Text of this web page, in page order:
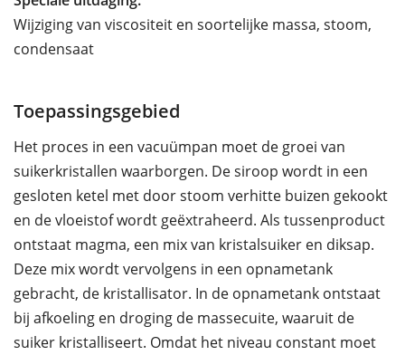
Wijziging van viscositeit en soortelijke massa, stoom,
condensaat
Toepassingsgebied
Het proces in een vacuümpan moet de groei van
suikerkristallen waarborgen. De siroop wordt in een
gesloten ketel met door stoom verhitte buizen gekookt
en de vloeistof wordt geëxtraheerd. Als tussenproduct
ontstaat magma, een mix van kristalsuiker en diksap.
Deze mix wordt vervolgens in een opnametank
gebracht, de kristallisator. In de opnametank ontstaat
bij afkoeling en droging de massecuite, waaruit de
suiker kristalliseert. Omdat het niveau constant moet